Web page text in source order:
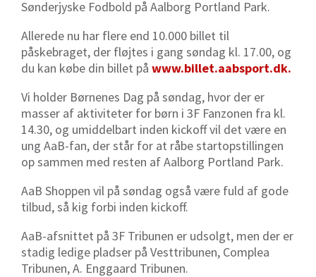
Sønderjyske Fodbold på Aalborg Portland Park.
Allerede nu har flere end 10.000 billet til
påskebraget, der fløjtes i gang søndag kl. 17.00, og
du kan købe din billet på www.billet.aabsport.dk.
Vi holder Børnenes Dag på søndag, hvor der er
masser af aktiviteter for børn i 3F Fanzonen fra kl.
14.30, og umiddelbart inden kickoff vil det være en
ung AaB-fan, der står for at råbe startopstillingen
op sammen med resten af Aalborg Portland Park.
AaB Shoppen vil på søndag også være fuld af gode
tilbud, så kig forbi inden kickoff.
AaB-afsnittet på 3F Tribunen er udsolgt, men der er
stadig ledige pladser på Vesttribunen, Complea
Tribunen, A. Enggaard Tribunen.